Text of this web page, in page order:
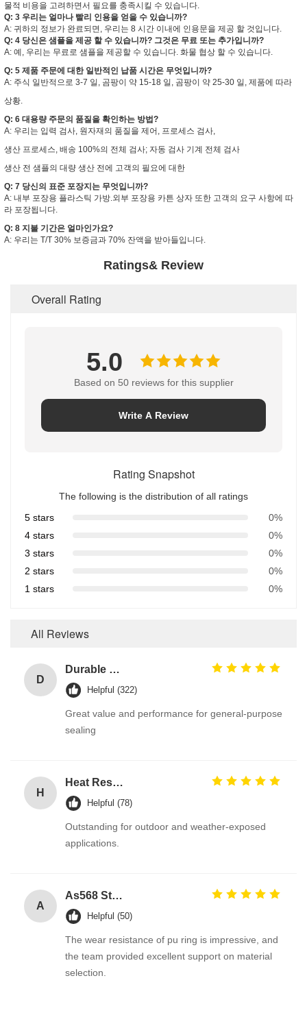
물적 비용을 고려하면서 필요를 충족시킬 수 있습니다.
Q: 3 우리는 얼마나 빨리 인용을 얻을 수 있습니까?
A: 귀하의 정보가 완료되면, 우리는 8 시간 이내에 인용문을 제공 할 것입니다.
Q: 4 당신은 샘플을 제공 할 수 있습니까? 그것은 무료 또는 추가입니까?
A: 예, 우리는 무료로 샘플을 제공할 수 있습니다. 화물 협상 할 수 있습니다.
Q: 5 제품 주문에 대한 일반적인 납품 시간은 무엇입니까?
A: 주식 일반적으로 3-7 일, 곰팡이 약 15-18 일, 곰팡이 약 25-30 일, 제품에 따라
상황.
Q: 6 대용량 주문의 품질을 확인하는 방법?
A: 우리는 입력 검사, 원자재의 품질을 제어, 프로세스 검사,
생산 프로세스, 배송 100%의 전체 검사; 자동 검사 기계 전체 검사
생산 전 샘플의 대량 생산 전에 고객의 필요에 대한
Q: 7 당신의 표준 포장지는 무엇입니까?
A: 내부 포장용 플라스틱 가방.외부 포장용 카튼 상자 또한 고객의 요구 사항에 따
라 포장됩니다.
Q: 8 지불 기간은 얼마인가요?
A: 우리는 T/T 30% 보증금과 70% 잔액을 받아들입니다.
Ratings& Review
Overall Rating
5.0
Based on 50 reviews for this supplier
Write A Review
Rating Snapshot
The following is the distribution of all ratings
5 stars
0%
4 stars
0%
3 stars
0%
2 stars
0%
1 stars
0%
All Reviews
D
Durable O Ring EPDM Material Chemical Resistance For Heavy-Duty And Stress Environments
Helpful (322)
Great value and performance for general-purpose
sealing
H
Heat Resistant Black EPDM Rubber O Rings for Gas Valves with Excellent Ozone Resistance for Automotive Tank Seal
Helpful (78)
Outstanding for outdoor and weather-exposed
applications.
A
As568 Standard PU Polyurethane O Ring
Helpful (50)
The wear resistance of pu ring is impressive, and
the team provided excellent support on material
selection.